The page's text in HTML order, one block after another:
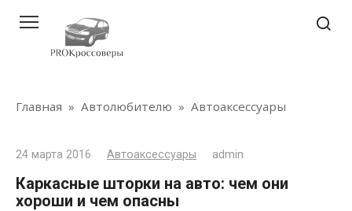
контенту
Главная » Автолюбителю » Автоаксессуары
24 марта 2016 Автоаксессуары admin
Каркасные шторки на авто: чем они
хороши и чем опасны